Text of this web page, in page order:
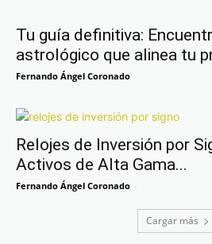
Tu guía definitiva:
astrológico que alinea tu
Fernando Ángel Coronado -
Relojes de Inversión por
Activos de Alta Gama...
Fernando Ángel Coronado -
Cargar más